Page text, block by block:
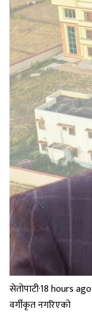
सेतोपाटी·18 hours ago
वर्गीकृत नगरिएको